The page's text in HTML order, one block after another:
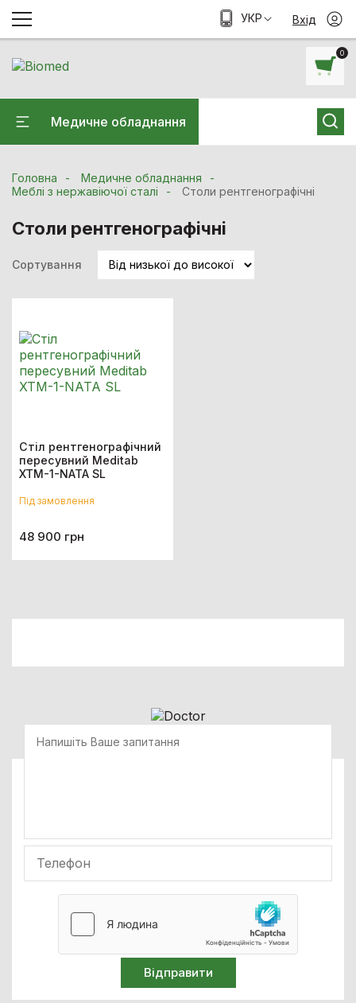
0
Медичне обладнання
УКР Вхід
Головна
Медичне обладнання
Меблі з нержавіючої сталі
Столи рентгенографічні
Столи рентгенографічні
Сортування
Стіл рентгенографічний
пересувний Meditab
XTM-1-NATA SL
Під замовлення
48 900 грн